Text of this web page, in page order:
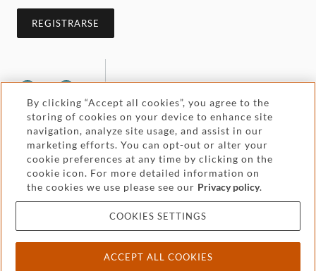
REGISTRARSE
Legal and regulatory
Pricing
Cookies and privacy
Accessibility
Attorney advertising
By clicking “Accept all cookies”, you agree to the
storing of cookies on your device to enhance site
navigation, analyze site usage, and assist in our
marketing efforts. You can opt-out or alter your
cookie preferences at any time by clicking on the
cookie icon. For more detailed information on
the cookies we use please see our Privacy policy.
COOKIES SETTINGS
ACCEPT ALL COOKIES